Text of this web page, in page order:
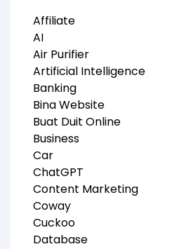
Affiliate
AI
Air Purifier
Artificial Intelligence
Banking
Bina Website
Buat Duit Online
Business
Car
ChatGPT
Content Marketing
Coway
Cuckoo
Database